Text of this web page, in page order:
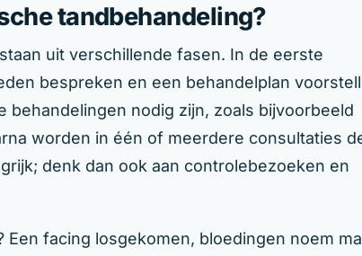
tandbehandeling?
uit verschillende fasen. In de eerste
bespreken en een behandelplan
behandelingen nodig zijn, zoals bijvoorbeeld
worden in één of meerdere consultaties
denk dan ook aan controlebezoeken en
facing losgekomen, bloedingen noem